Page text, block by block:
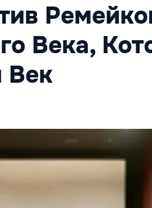
Века,
Век